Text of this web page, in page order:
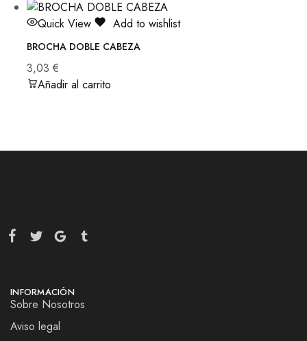
Quick View Add to wishlist
BROCHA DOBLE CABEZA
3,03 €
Añadir al carrito
INFORMACIÓN
Sobre Nosotros
Aviso legal